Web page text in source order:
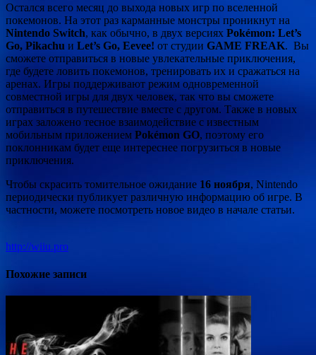
Остался всего месяц до выхода новых игр по вселенной
покемонов. На этот раз карманные монстры проникнут на
Nintendo Switch, как обычно, в двух версиях Pokémon: Let’s
Go, Pikachu и Let’s Go, Eevee! от студии GAME FREAK. Вы
сможете отправиться в новые увлекательные приключения,
где будете ловить покемонов, тренировать их и сражаться на
аренах. Игры поддерживают режим одновременной
совместной игры для двух человек, так что вы сможете
отправиться в путешествие вместе с другом. Также в новых
играх заложено тесное взаимодействие с известным
мобильным приложением Pokémon GO, поэтому его
поклонникам будет еще интереснее погрузиться в новые
приключения.
Чтобы скрасить томительное ожидание 16 ноября, Nintendo
периодически публикует различную информацию об игре. В
частности, можете посмотреть новое видео в начале статьи.
http://wiiu.pro
Похожие записи